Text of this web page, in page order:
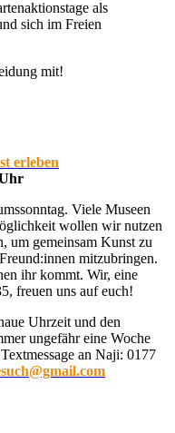
als
sich im Freien
mit!
erleben
Viele Museen
wollen wir nutzen
um gemeinsam Kunst zu
mitzubringen.
ihr kommt. Wir, eine
freuen uns auf euch!
Uhrzeit und den
ungefähr eine Woche
an Naji: 0177